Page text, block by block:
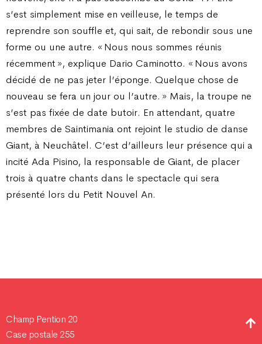
s’est simplement mise en veilleuse, le temps de
reprendre son souffle et, qui sait, de rebondir sous une
forme ou une autre. « Nous nous sommes réunis
récemment », explique Dario Caminotto. « Nous avons
décidé de ne pas jeter l’éponge. Quelque chose de
nouveau se fera un jour ou l’autre. » Mais, la troupe ne
s’est pas fixée de date butoir. En attendant, quatre
membres de Saintimania ont rejoint le studio de danse
Giant, à Neuchâtel. C’est d’ailleurs leur présence qui a
incité Ada Pisino, la responsable de Giant, de placer
trois à quatre chants dans le spectacle qui sera
présenté lors du Petit Nouvel An.
Champ Pention 20
Case postale 255